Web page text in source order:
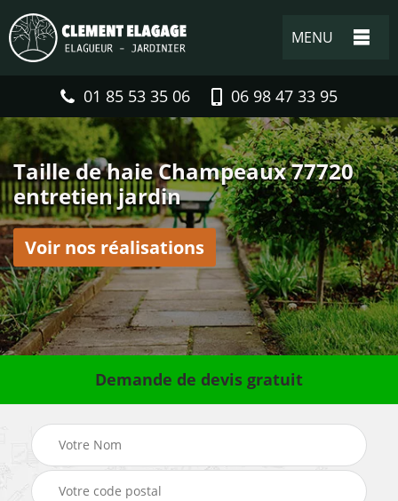
MENU
01 85 53 35 06 06 98 47 33 95
Taille de haie Champeaux 77720
entretien jardin
Voir nos réalisations
Demande de devis gratuit